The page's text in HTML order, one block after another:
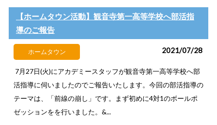
【ホームタウン活動】観音寺第一高等学校へ部活指
導のご報告
ホームタウン 2021/07/28
7月27日(火)にアカデミースタッフが観音寺第一高等学校へ部
活指導に伺いましたのでご報告いたします。今回の部活指導の
テーマは、「前線の崩し」です。まず初めに4対1のボールポ
ゼッションをを行いました。&...